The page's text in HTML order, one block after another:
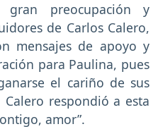
gran preocupación y
de Carlos Calero,
mensajes de apoyo y
para Paulina, pues
el cariño de sus
respondió a esta
amor”.